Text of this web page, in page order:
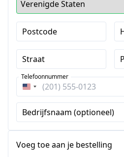
Postcode
Straat
Verenigde
Staten
+1
Telefoonnummer
Bedrijfsnaam (optioneel)
Voeg toe aan je bestelling